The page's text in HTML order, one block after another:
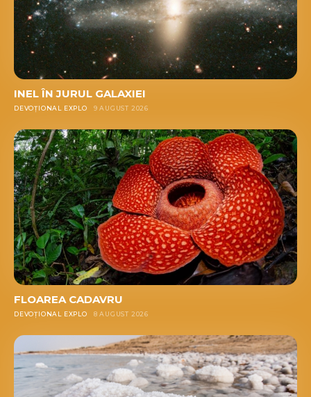
INEL ÎN JURUL GALAXIEI
DEVOȚIONAL EXPLO 9 AUGUST 2026
FLOAREA CADAVRU
DEVOȚIONAL EXPLO 8 AUGUST 2026